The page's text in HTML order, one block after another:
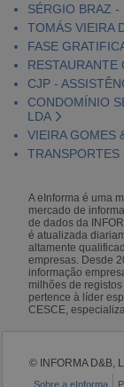
SÉRGIO BRAZ -
TOMÁS VIEIRA
FASE
RESTAURANTE
CJP -
CONDOMÍNIO
LDA
VIEIRA GOMES
A eInforma é uma
mercado de
de dados da
é atualizada
altamente
empresas. Desde
informação
milhões de
pertence à líder
CESCE,
© INFORMA D&B,
Sobre a eInforma